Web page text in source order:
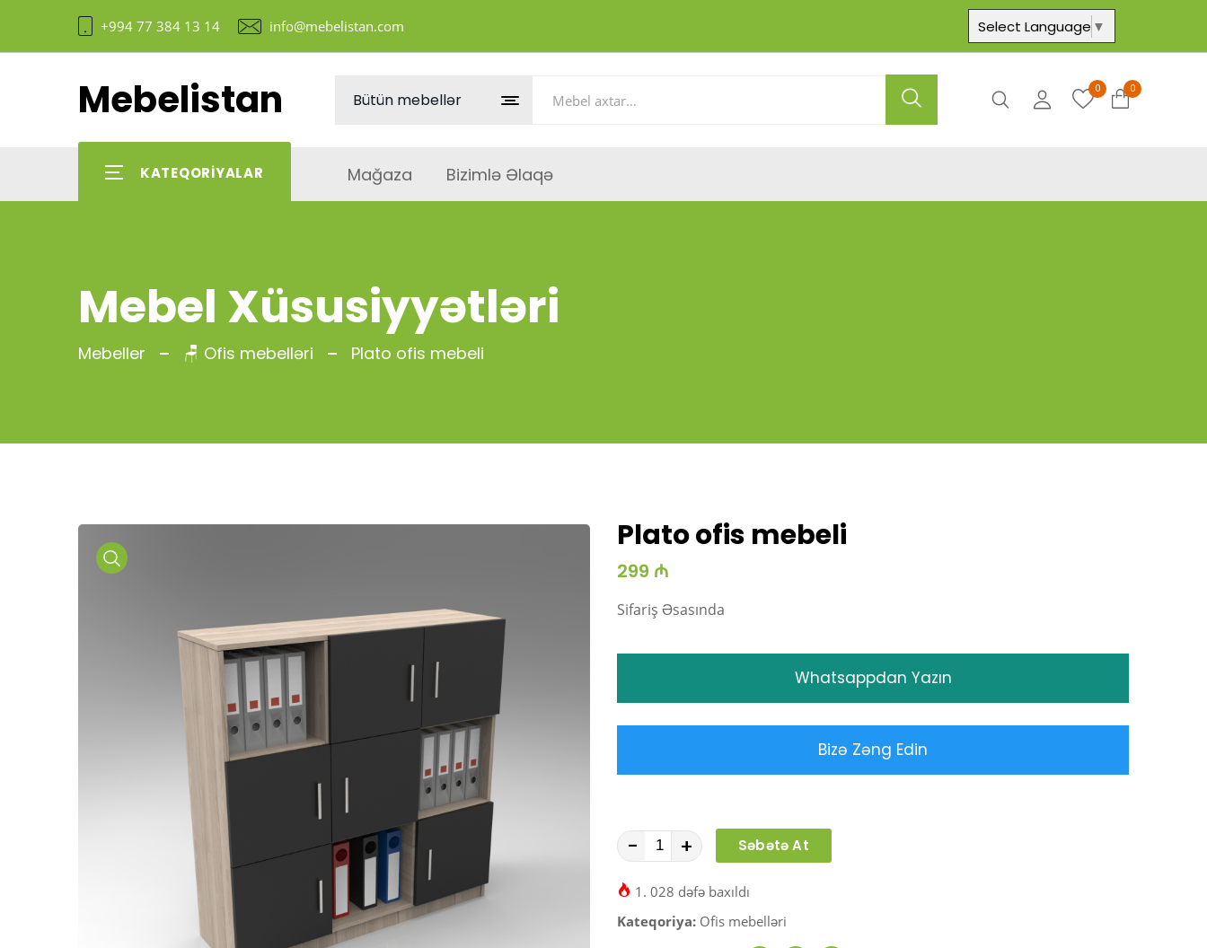
+994 77 384 13 14 info@mebelistan.com Select Language ▼
Mebelistan Axtar Hesabım
0 0
KATEQORIYALAR Mağaza Bizimlə Əlaqə
Mebel Xüsusiyyətləri
Mebeller 🪑 Ofis mebelləri Plato ofis mebeli
Media
Plato ofis mebeli
299 ₼
Sifariş Əsasında
Whatsappdan Yazın
Bizə Zəng Edin
- + Səbətə At
1. 028 dəfə baxıldı
Kateqoriya: Ofis mebelləri